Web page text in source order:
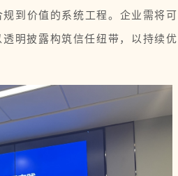
到价值的系统工程。企业需将
明披露构筑信任纽带，以持续